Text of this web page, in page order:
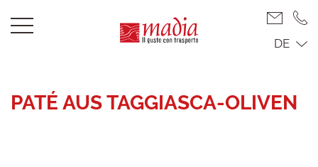
DE
PATÉ AUS TAGGIASCA-OLIVEN